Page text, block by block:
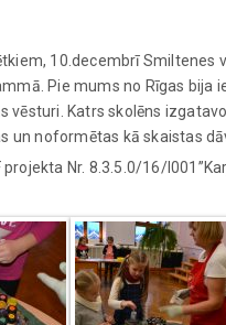
10.decembrī Smiltenes
Pie mums no Rīgas bija
vēsturi. Katrs skolēns
un noformētas kā skaistas
projekta Nr. 8.3.5.0/16/